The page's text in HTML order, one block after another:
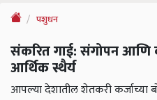
पशुधन
संकरित गाई: संगोपन आणि
आर्थिक स्थैर्य
आपल्या देशातील शेतकरी कर्जाच्या